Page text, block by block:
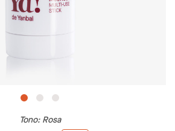
Tono: Rosa